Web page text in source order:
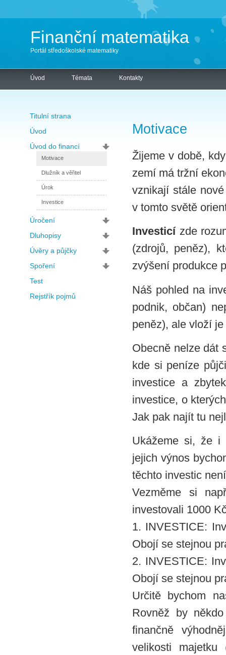
Finanční matematika
Portál středoškolské matematiky
Úvod Témata Kontakty
Motivace
Žijeme v době,
zemí má tržní
vznikají stále
v tomto světě
Investicízde
(zdrojů, peněz),
zvýšení produkce
Náš pohled na
podnik, občan)
peněz), ale vloží
Obecně nelze dát
kde si peníze
investice a
investice, o
Jak pak najít tu
Ukážeme si, že i
jejich výnos
těchto investic
Vezměme si
investovali 1000
1. INVESTICE:
Obojí se stejnou
2. INVESTICE:
Obojí se stejnou
Určitě bychom
Rovněž by
finančně
velikosti
Titulní strana
Úvod
Úvod do financí
Motivace
Dlužník a věřitel
Úrok
Investice
Úročení
Dluhopisy
Úvěry a půjčky
Spoření
Test
Rejstřík pojmů